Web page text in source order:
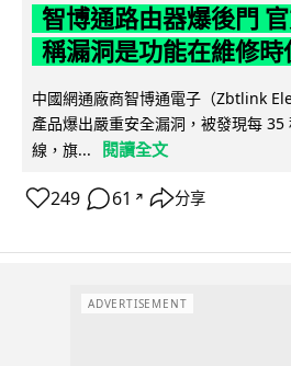
智博通路由器爆後門
稱漏洞是功能在維修時
中國網通廠商智博通電子（Zbtlink
產品爆出嚴重安全漏洞，被發現每
線，旗...
閱讀全文
249 61 ↗ 分享
ADVERTISEMENT